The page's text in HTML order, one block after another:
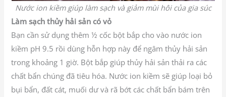
Nước ion kiềm giúp làm sạch và giảm mùi hôi của gia súc
Làm sạch thủy hải sản có vỏ
Bạn cần sử dụng thêm ½ cốc bột bắp cho vào nước ion
kiềm pH 9.5 rồi dùng hỗn hợp này để ngâm thủy hải sản
trong khoảng 1 giờ. Bột bắp giúp thủy hải sản thải ra các
chất bẩn chúng đã tiêu hóa. Nước ion kiềm sẽ giúp loại bỏ
bụi bẩn, đất cát, muối dư và rã bớt các chất bẩn bám trên